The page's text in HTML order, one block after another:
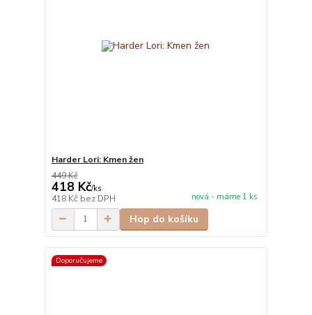
Harder Lori: Kmen žen
449 Kč
418 Kč/ks
418 Kč bez DPH nová - máme 1 ks
Hop do košíku
Doporučujeme